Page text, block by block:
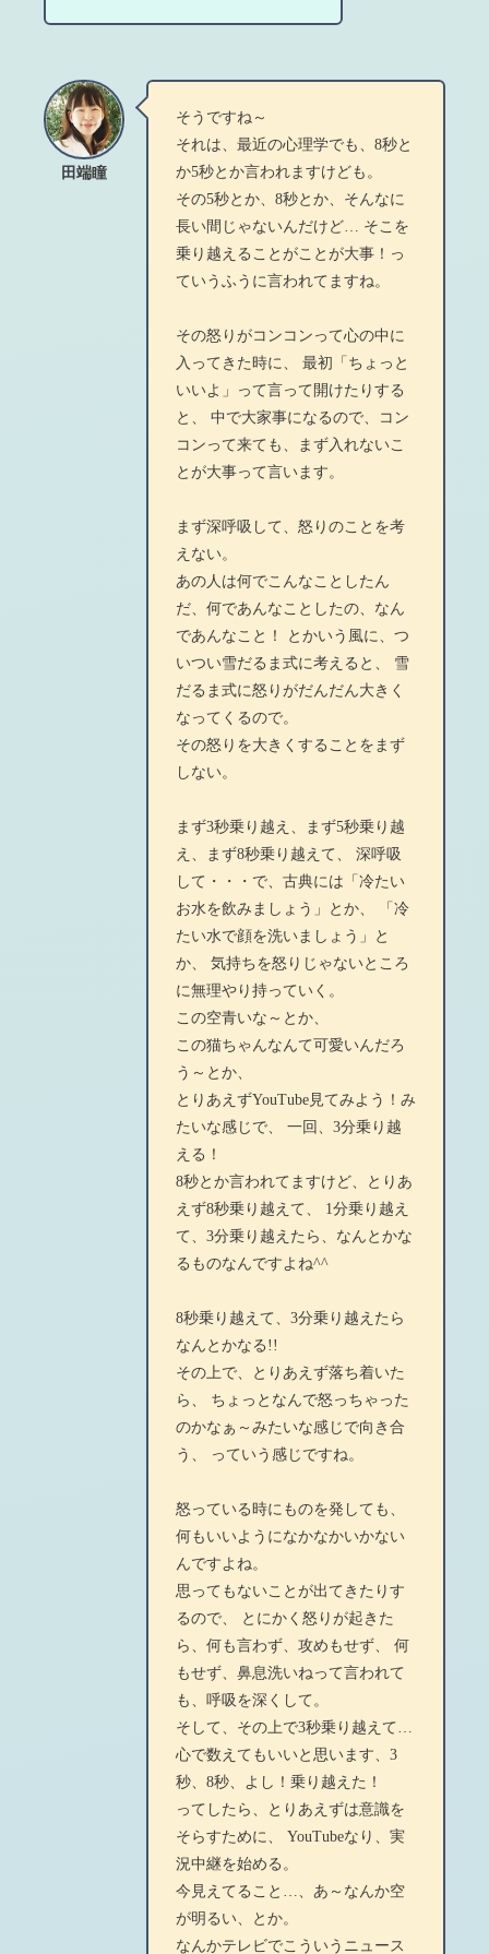
田端瞳
そうですね～
それは、最近の心理学でも、8秒と
か5秒とか言われますけども。
その5秒とか、8秒とか、そんなに
長い間じゃないんだけど… そこを
乗り越えることがことが大事！っ
ていうふうに言われてますね。
その怒りがコンコンって心の中に
入ってきた時に、 最初「ちょっと
いいよ」って言って開けたりする
と、 中で大家事になるので、コン
コンって来ても、まず入れないこ
とが大事って言います。
まず深呼吸して、怒りのことを考
えない。
あの人は何でこんなことしたん
だ、何であんなことしたの、なん
であんなこと！ とかいう風に、つ
いつい雪だるま式に考えると、 雪
だるま式に怒りがだんだん大きく
なってくるので。
その怒りを大きくすることをまず
しない。
まず3秒乗り越え、まず5秒乗り越
え、まず8秒乗り越えて、 深呼吸
して・・・で、古典には「冷たい
お水を飲みましょう」とか、 「冷
たい水で顔を洗いましょう」と
か、 気持ちを怒りじゃないところ
に無理やり持っていく。
この空青いな～とか、
この猫ちゃんなんて可愛いんだろ
う～とか、
とりあえずYouTube見てみよう！み
たいな感じで、 一回、3分乗り越
える！
8秒とか言われてますけど、とりあ
えず8秒乗り越えて、 1分乗り越え
て、3分乗り越えたら、なんとかな
るものなんですよね^^
8秒乗り越えて、3分乗り越えたら
なんとかなる!!
その上で、とりあえず落ち着いた
ら、 ちょっとなんで怒っちゃった
のかなぁ～みたいな感じで向き合
う、 っていう感じですね。
怒っている時にものを発しても、
何もいいようになかなかいかない
んですよね。
思ってもないことが出てきたりす
るので、 とにかく怒りが起きた
ら、何も言わず、攻めもせず、 何
もせず、鼻息洗いねって言われて
も、呼吸を深くして。
そして、その上で3秒乗り越えて…
心で数えてもいいと思います、3
秒、8秒、よし！乗り越えた！
ってしたら、とりあえずは意識を
そらすために、 YouTubeなり、実
況中継を始める。
今見えてること…、あ～なんか空
が明るい、とか。
なんかテレビでこういうニュース